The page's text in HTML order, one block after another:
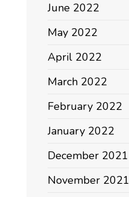
June 2022
May 2022
April 2022
March 2022
February 2022
January 2022
December 2021
November 2021